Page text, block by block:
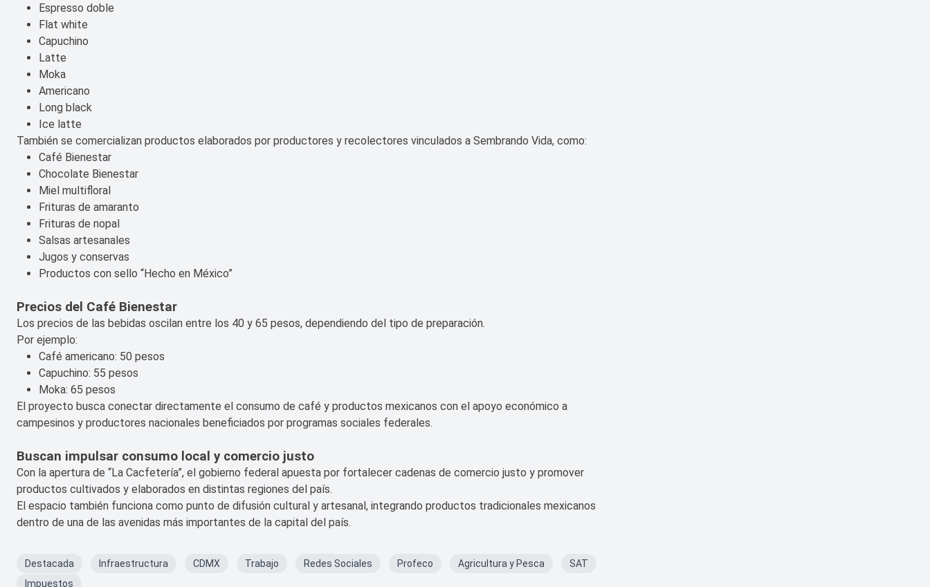
Espresso doble
Flat white
Capuchino
Latte
Moka
Americano
Long black
Ice latte
También se comercializan productos elaborados por productores y recolectores vinculados a Sembrando Vida, como:
Café Bienestar
Chocolate Bienestar
Miel multifloral
Frituras de amaranto
Frituras de nopal
Salsas artesanales
Jugos y conservas
Productos con sello “Hecho en México”
Precios del Café Bienestar
Los precios de las bebidas oscilan entre los 40 y 65 pesos, dependiendo del tipo de preparación.
Por ejemplo:
Café americano: 50 pesos
Capuchino: 55 pesos
Moka: 65 pesos
El proyecto busca conectar directamente el consumo de café y productos mexicanos con el apoyo económico a
campesinos y productores nacionales beneficiados por programas sociales federales.
Buscan impulsar consumo local y comercio justo
Con la apertura de “La Cacfetería”, el gobierno federal apuesta por fortalecer cadenas de comercio justo y promover
productos cultivados y elaborados en distintas regiones del país.
El espacio también funciona como punto de difusión cultural y artesanal, integrando productos tradicionales mexicanos
dentro de una de las avenidas más importantes de la capital del país.
Destacada Infraestructura CDMX Trabajo Redes Sociales Profeco Agricultura y Pesca
SAT
Impuestos